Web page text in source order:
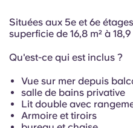
French
Situées aux 5e et 6e
superficie de 16,8 m² à 18,9
Qu'est-ce qui est inclus ?
Vue sur mer depuis
salle de bains privative
Lit double avec
Armoire et tiroirs